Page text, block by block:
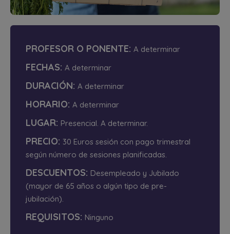
PROFESOR O PONENTE: A determinar
FECHAS: A determinar
DURACIÓN: A determinar
HORARIO: A determinar
LUGAR: Presencial. A determinar.
PRECIO: 30 Euros sesión con pago trimestral
según número de sesiones planificadas.
DESCUENTOS: Desempleado y Jubilado
(mayor de 65 años o algún tipo de pre-
jubilación).
REQUISITOS: Ninguno